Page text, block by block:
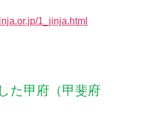
1_jinja.html
た甲府（甲斐府